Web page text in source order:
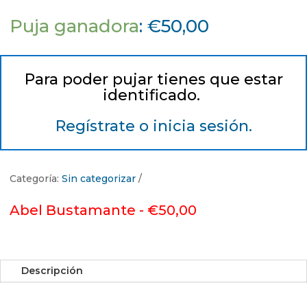
Puja ganadora: €50,00
Para poder pujar tienes que estar
identificado.
Regístrate o inicia sesión.
Categoría: Sin categorizar
Abel Bustamante - €50,00
Descripción